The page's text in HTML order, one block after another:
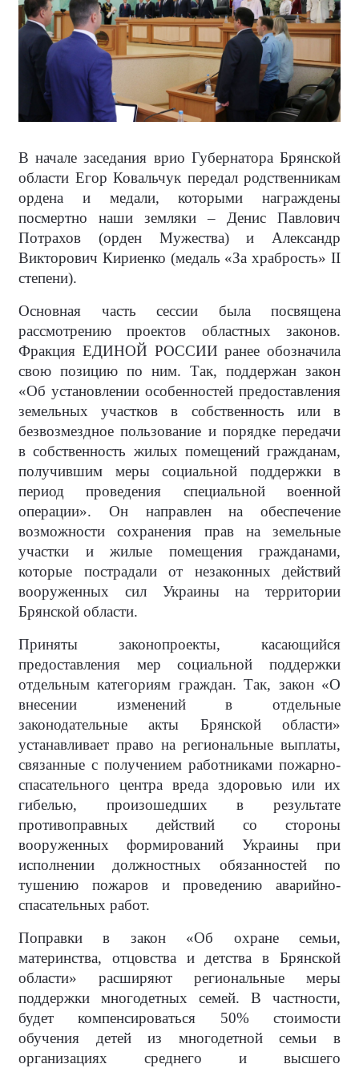
В начале заседания врио Губернатора Брянской
области Егор Ковальчук передал родственникам
ордена и медали, которыми награждены
посмертно наши земляки – Денис Павлович
Потрахов (орден Мужества) и Александр
Викторович Кириенко (медаль «За храбрость» II
степени).
Основная часть сессии была посвящена
рассмотрению проектов областных законов.
Фракция ЕДИНОЙ РОССИИ ранее обозначила
свою позицию по ним. Так, поддержан закон
«Об установлении особенностей предоставления
земельных участков в собственность или в
безвозмездное пользование и порядке передачи
в собственность жилых помещений гражданам,
получившим меры социальной поддержки в
период проведения специальной военной
операции». Он направлен на обеспечение
возможности сохранения прав на земельные
участки и жилые помещения гражданами,
которые пострадали от незаконных действий
вооруженных сил Украины на территории
Брянской области.
Приняты законопроекты, касающийся
предоставления мер социальной поддержки
отдельным категориям граждан. Так, закон «О
внесении изменений в отдельные
законодательные акты Брянской области»
устанавливает право на региональные выплаты,
связанные с получением работниками пожарно-
спасательного центра вреда здоровью или их
гибелью, произошедших в результате
противоправных действий со стороны
вооруженных формирований Украины при
исполнении должностных обязанностей по
тушению пожаров и проведению аварийно-
спасательных работ.
Поправки в закон «Об охране семьи,
материнства, отцовства и детства в Брянской
области» расширяют региональные меры
поддержки многодетных семей. В частности,
будет компенсироваться 50% стоимости
обучения детей из многодетной семьи в
организациях среднего и высшего